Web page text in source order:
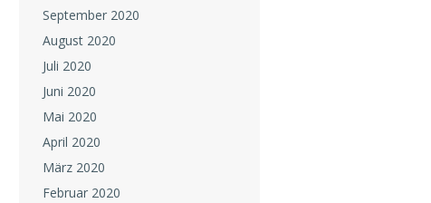
September 2020
August 2020
Juli 2020
Juni 2020
Mai 2020
April 2020
März 2020
Februar 2020